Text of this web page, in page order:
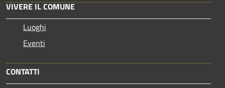
VIVERE IL COMUNE
Luoghi
Eventi
CONTATTI